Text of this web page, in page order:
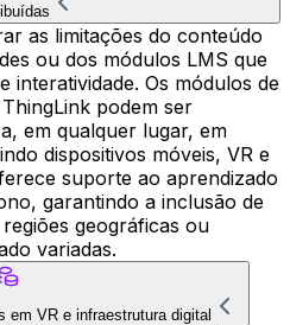
as limitações do conteúdo
ou dos módulos LMS que
interatividade. Os módulos de
podem ser
em qualquer lugar, em
dispositivos móveis, VR e
suporte ao aprendizado
garantindo a inclusão de
geográficas ou
variadas.
em VR e infraestrutura digital